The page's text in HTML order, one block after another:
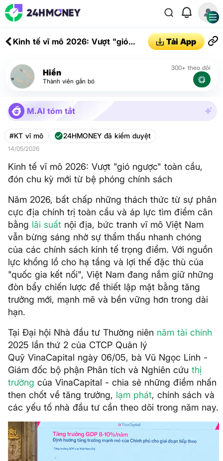
Kinh tế vĩ mô 2026: Vượt "gió
từ bệ phóng chính sách
Tải App
Hiển
Thành viên gắn bó
300+ theo dõi
M.AI tóm tắt
#KT vĩ mô 24HMONEY đã kiểm duyệt
14/05/2026
Kinh tế vĩ mô 2026: Vượt "gió ngược" toàn cầu,
đón chu kỳ mới từ bệ phóng chính sách
Năm 2026, bất chấp những thách thức từ sự phân
cực địa chính trị toàn cầu và áp lực tìm điểm cân
bằng lãi suất nội địa, bức tranh vĩ mô Việt Nam
vẫn bừng sáng nhờ sự thẩm thấu nhanh chóng
của các chính sách kinh tế trọng điểm. Với nguồn
lực khổng lồ cho hạ tầng và lợi thế đặc thù của
"quốc gia kết nối", Việt Nam đang nắm giữ những
đòn bẩy chiến lược để thiết lập mặt bằng tăng
trưởng mới, mạnh mẽ và bền vững hơn trong dài
hạn.
Tại Đại hội Nhà đầu tư Thường niên năm tài chính
2025 lần thứ 2 của CTCP Quản lý
Quỹ VinaCapital ngày 06/05, bà Vũ Ngọc Linh -
Giám đốc bộ phận Phân tích và Nghiên cứu thị
trường của VinaCapital - chia sẻ những điểm nhấn
then chốt về tăng trưởng, lạm phát, chính sách và
các yếu tố nhà đầu tư cần theo dõi trong năm nay.